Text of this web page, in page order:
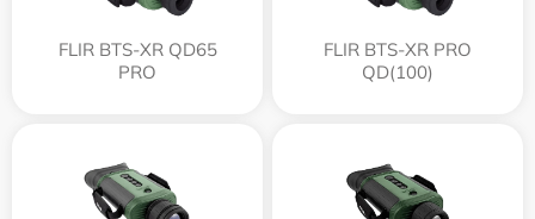
FLIR BTS-XR QD65
PRO
FLIR BTS-XR PRO
QD(100)